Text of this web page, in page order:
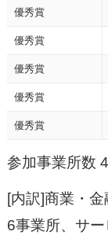
優秀賞
優秀賞
優秀賞
優秀賞
優秀賞
参加事業所数
[内訳]商業・
6事業所、サ